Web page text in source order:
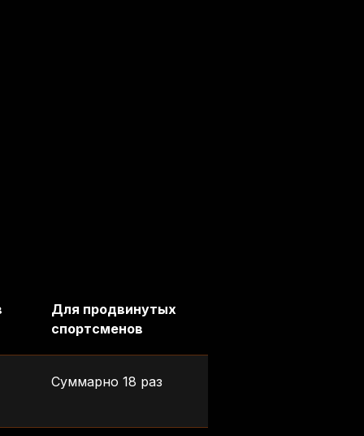
Для продвинутых
спортсменов
Суммарно 18 раз